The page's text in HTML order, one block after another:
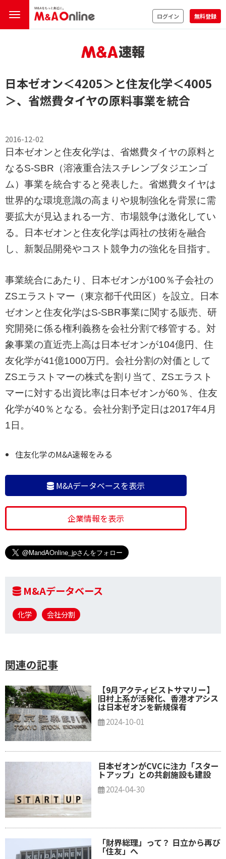
ログイン 無料登録
日本ゼオン＜4205＞と住友化学＜4005
＞、省燃費タイヤの原料事業を統合
2016-12-02
日本ゼオンと住友化学は、省燃費タイヤの原料と
なるS-SBR（溶液重合法スチレンブタジエンゴ
ム）事業を統合すると発表した。省燃費タイヤは
世界的な環境意識の高まりや規制強化を背景に需
要拡大が見込まれる一方、市場競争は激化してい
る。日本ゼオンと住友化学は両社の技術を融合
し、新製品開発やコスト競争力の強化を目指す。
事業統合にあたり、日本ゼオンが100％子会社の
ZSエラストマー（東京都千代田区）を設立。日本
ゼオンと住友化学はS-SBR事業に関する販売、研
究開発に係る権利義務を会社分割で移管する。対
象事業の直近売上高は日本ゼオンが104億円、住
友化学が41億1000万円。会社分割の対価として
ZSエラストマーの株式を割り当て、ZSエラスト
マーに対する出資比率は日本ゼオンが60％、住友
化学が40％となる。会社分割予定日は2017年4月
1日。
住友化学のM&A速報をみる
M&Aデータベースを表示
企業情報を表示
M&Aデータベース
化学 会社分割
関連の記事
【9月アクティビストサマリー】
旧村上系が活発化、香港オアシス
は日本ゼオンを新規保有
2024-10-01
日本ゼオンがCVCに注力「スター
トアップ」との共創施設も建設
2024-04-30
「財界総理」って？ 日立から再び
「住友」へ